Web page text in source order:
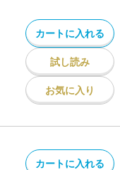
カートに入れる
試し読み
お気に入り
カートに入れる